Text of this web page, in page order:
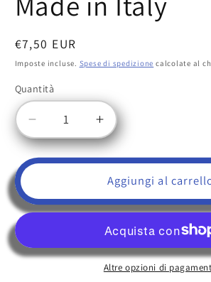
Prezzo
di
€7,50 EUR
Imposte incluse. Spese di spedizione calcolate al
Quantità
Quantità
Diminuisci
quantità
per
MURANO
LUCIDO
Aumenta
quantità
per
POMOLO
VETRO
MURANO
D.mm.30
BLU
LUCIDO
con
Aggiungi al
Altre opzioni di